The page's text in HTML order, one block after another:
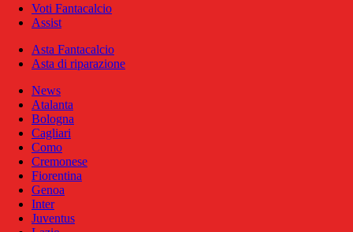
Voti Fantacalcio
Assist
Asta Fantacalcio
Asta di riparazione
News
Atalanta
Bologna
Cagliari
Como
Cremonese
Fiorentina
Genoa
Inter
Juventus